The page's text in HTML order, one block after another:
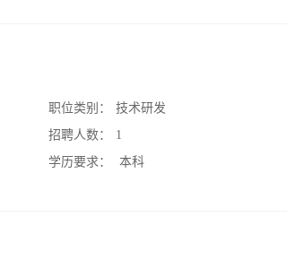
职位类别：
技术研发
招聘人数：
1
学历要求：
本科